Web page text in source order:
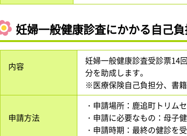
妊婦一般健康診査にかかる自己
内容
妊婦一般健康診査受診票14
分を助成します。
※医療保険自己負担分、書
申請方法
・申請場所：鹿追町トリム
・申請に必要なもの：母子
・申請時期：最終の健診を